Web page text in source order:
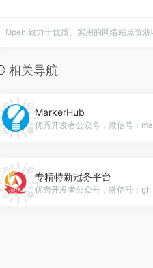
OpenI致力于优质、实用的网络站点资源
相关导航
MarkerHub
优秀开发者公众号，微信号：
专精特新冠务平台
优秀开发者公众号，微信号：